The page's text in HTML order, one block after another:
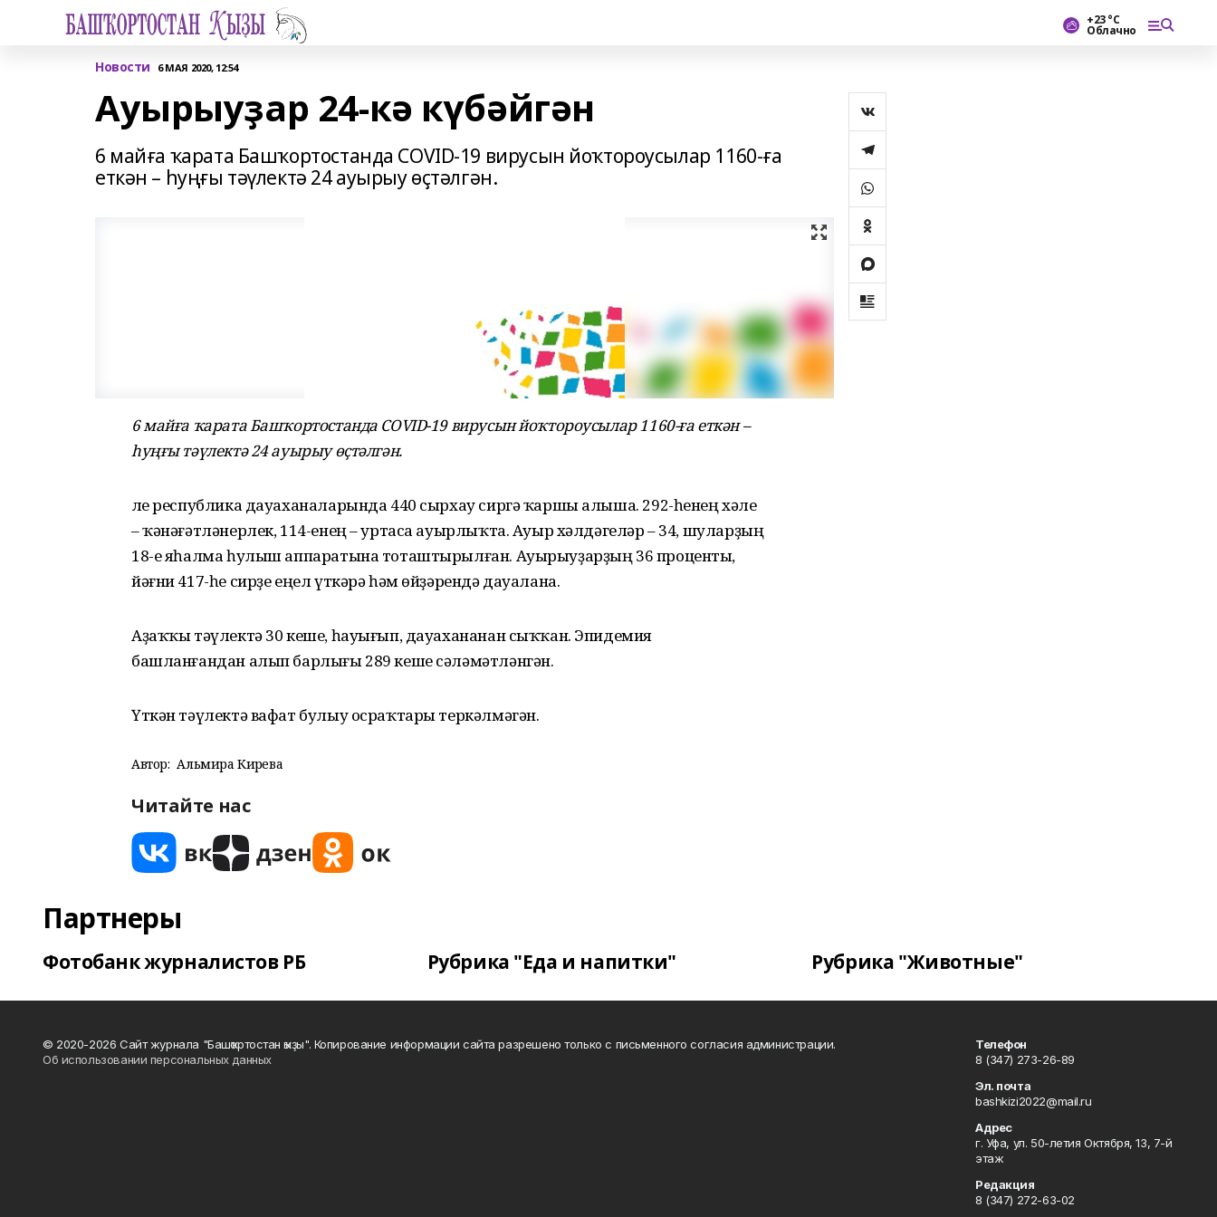
+23 °С
Облачно
Новости 6 МАЯ 2020, 12:54
Ауырыуҙар 24-кә күбәйгән
6 майға ҡарата Башҡортостанда COVID-19 вирусын йоҡтороусылар 1160-ға
еткән – һуңғы тәүлектә 24 ауырыу өҫтәлгән.
6 майға ҡарата Башҡортостанда COVID-19 вирусын йоҡтороусылар 1160-ға еткән –
һуңғы тәүлектә 24 ауырыу өҫтәлгән.
Әле республика дауаханаларында 440 сырхау сиргә ҡаршы алыша. 292-һенең хәле
– ҡәнәғәтләнерлек, 114-енең – уртаса ауырлыҡта. Ауыр хәлдәгеләр – 34, шуларҙың
18-е яһалма һулыш аппаратына тоташтырылған. Ауырыуҙарҙың 36 проценты,
йәғни 417-һе сирҙе еңел үткәрә һәм өйҙәрендә дауалана.
Аҙаҡҡы тәүлектә 30 кеше, һауығып, дауахананан сыҡҡан. Эпидемия
башланғандан алып барлығы 289 кеше сәләмәтләнгән.
Үткән тәүлектә вафат булыу осраҡтары теркәлмәгән.
Автор: Альмира Кирәева
Читайте нас
Партнеры
Фотобанк журналистов РБ Рубрика "Еда и напитки" Рубрика "Животные"
© 2020-2026 Сайт журнала "Башҡортостан ҡыҙы". Копирование информации сайта разрешено только с письменного согласия администрации.
Об использовании персональных данных
Телефон
8 (347) 273-26-89
Эл. почта
bashkizi2022@mail.ru
Адрес
г. Уфа, ул. 50-летия Октября, 13, 7-й
этаж
Редакция
8 (347) 272-63-02